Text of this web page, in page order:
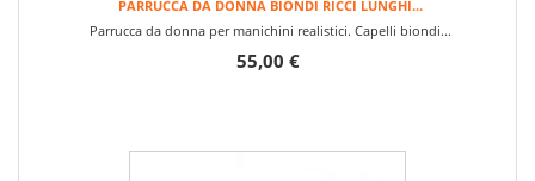
PARRUCCA DA DONNA BIONDI RICCI LUNGHI...
Parrucca da donna per manichini realistici. Capelli biondi...
55,00 €